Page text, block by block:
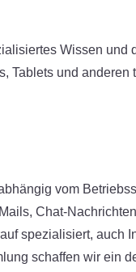
Wissen
Tablets und
vom
Chat-
spezialisiert, auch
schaffen wir ein